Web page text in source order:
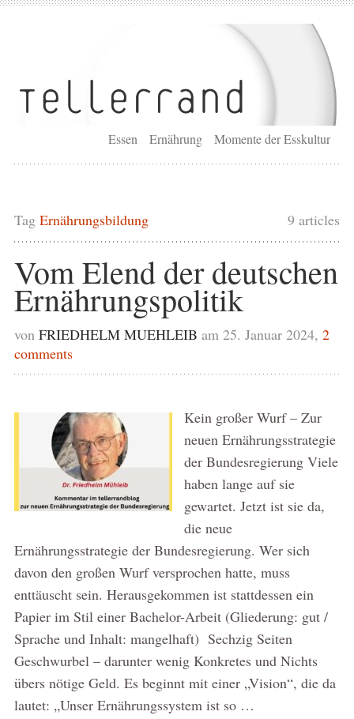
Essen Ernährung Momente der Esskultur
9 articles
Tag Ernährungsbildung
Vom Elend der deutschen
Ernährungspolitik
von FRIEDHELM MUEHLEIB am 25. Januar 2024, 2
comments
Kein großer Wurf – Zur
neuen Ernährungsstrategie
der Bundesregierung Viele
haben lange auf sie
gewartet. Jetzt ist sie da,
die neue
Ernährungsstrategie der Bundesregierung. Wer sich
davon den großen Wurf versprochen hatte, muss
enttäuscht sein. Herausgekommen ist stattdessen ein
Papier im Stil einer Bachelor-Arbeit (Gliederung: gut /
Sprache und Inhalt: mangelhaft) Sechzig Seiten
Geschwurbel – darunter wenig Konkretes und Nichts
übers nötige Geld. Es beginnt mit einer „Vision“, die da
lautet: „Unser Ernährungssystem ist so …